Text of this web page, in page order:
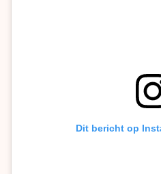
Dit bericht op